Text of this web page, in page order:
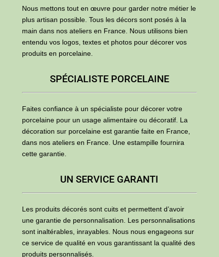
Nous mettons tout en œuvre pour garder notre métier le
plus artisan possible. Tous les décors sont posés à la
main dans nos ateliers en France. Nous utilisons bien
entendu vos logos, textes et photos pour décorer vos
produits en porcelaine.
SPÉCIALISTE PORCELAINE
Faites confiance à un spécialiste pour décorer votre
porcelaine pour un usage alimentaire ou décoratif. La
décoration sur porcelaine est garantie faite en France,
dans nos ateliers en France. Une estampille fournira
cette garantie.
UN SERVICE GARANTI
Les produits décorés sont cuits et permettent d’avoir
une garantie de personnalisation. Les personnalisations
sont inaltérables, inrayables. Nous nous engageons sur
ce service de qualité en vous garantissant la qualité des
produits personnalisés.